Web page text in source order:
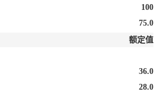
100
75.0
额定值
36.0
28.0